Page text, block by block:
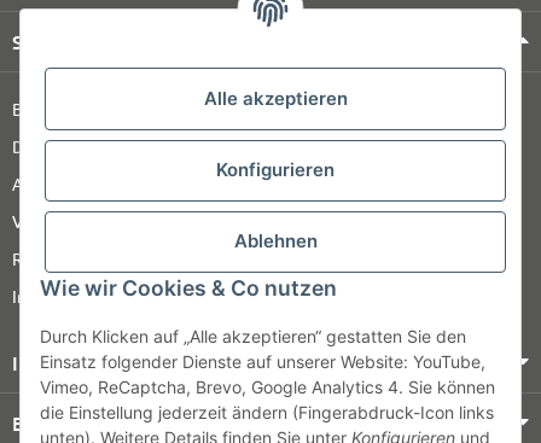
Alle akzeptieren
Konfigurieren
Ablehnen
Wie wir Cookies & Co nutzen
Durch Klicken auf „Alle akzeptieren“ gestatten Sie den
Einsatz folgender Dienste auf unserer Website: YouTube,
Vimeo, ReCaptcha, Brevo, Google Analytics 4. Sie können
die Einstellung jederzeit ändern (Fingerabdruck-Icon links
unten). Weitere Details finden Sie unter Konfigurieren und
Shop Service
Barrierefreiheitserklärung
Datenschutz
AGB
Versandinformationen
Retour
Impressum
Informationen
Bezahlung & Versand